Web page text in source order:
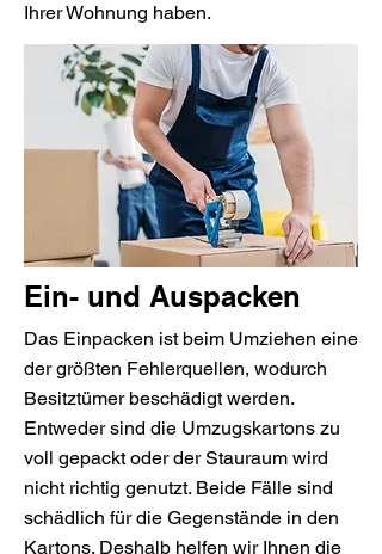
Ihrer Wohnung haben.
Ein- und Auspacken
Das Einpacken ist beim Umziehen eine
der größten Fehlerquellen, wodurch
Besitztümer beschädigt werden.
Entweder sind die Umzugskartons zu
voll gepackt oder der Stauraum wird
nicht richtig genutzt. Beide Fälle sind
schädlich für die Gegenstände in den
Kartons. Deshalb helfen wir Ihnen die